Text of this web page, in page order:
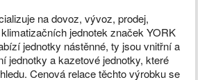
na dovoz, vývoz, prodej,
jednotek značek YORK
jednotky nástěnné, ty jsou vnitřní a
jednotky a kazetové jednotky, které
Cenová relace těchto výrobku se